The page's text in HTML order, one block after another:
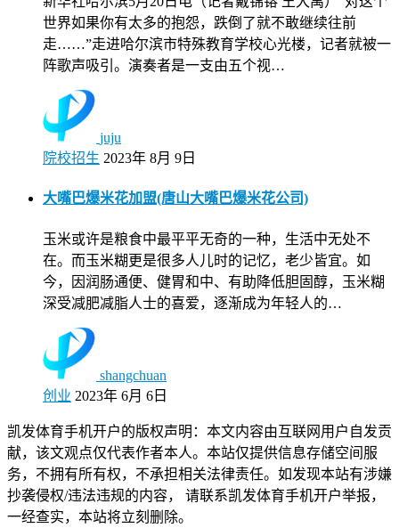
世界如果你有太多的抱怨，跌倒了就不敢继续往前
走……”走进哈尔滨市特殊教育学校心光楼，记者就被一
阵歌声吸引。演奏者是一支由五个视…
juju
院校招生 2023年 8月 9日
大嘴巴爆米花加盟(唐山大嘴巴爆米花公司)
玉米或许是粮食中最平平无奇的一种，生活中无处不
在。而玉米糊更是很多人儿时的记忆，老少皆宜。如
今，因润肠通便、健胃和中、有助降低胆固醇，玉米糊
深受减肥减脂人士的喜爱，逐渐成为年轻人的…
shangchuan
创业 2023年 6月 6日
凯发体育手机开户的版权声明：本文内容由互联网用户自发贡
献，该文观点仅代表作者本人。本站仅提供信息存储空间服
务，不拥有所有权，不承担相关法律责任。如发现本站有涉嫌
抄袭侵权/违法违规的内容， 请联系凯发体育手机开户举报，
一经查实，本站将立刻删除。